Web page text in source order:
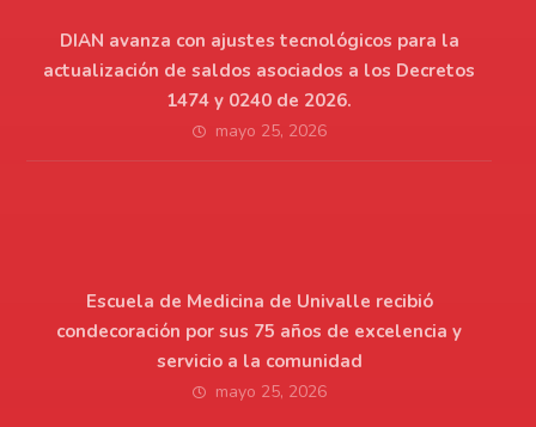
DIAN avanza con ajustes tecnológicos para la
actualización de saldos asociados a los Decretos
1474 y 0240 de 2026.
mayo 25, 2026
Escuela de Medicina de Univalle recibió
condecoración por sus 75 años de excelencia y
servicio a la comunidad
mayo 25, 2026